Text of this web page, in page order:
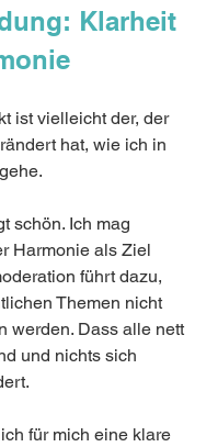
Klarheit
ist vielleicht der, der
hat, wie ich in
schön. Ich mag
Harmonie als Ziel
führt dazu,
Themen nicht
werden. Dass alle nett
und nichts sich
für mich eine klare